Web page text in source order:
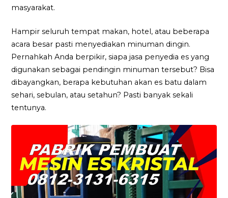
masyarakat.
Hampir seluruh tempat makan, hotel, atau beberapa
acara besar pasti menyediakan minuman dingin.
Pernahkah Anda berpikir, siapa jasa penyedia es yang
digunakan sebagai pendingin minuman tersebut? Bisa
dibayangkan, berapa kebutuhan akan es batu dalam
sehari, sebulan, atau setahun? Pasti banyak sekali
tentunya.